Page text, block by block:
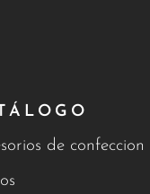
de confeccion